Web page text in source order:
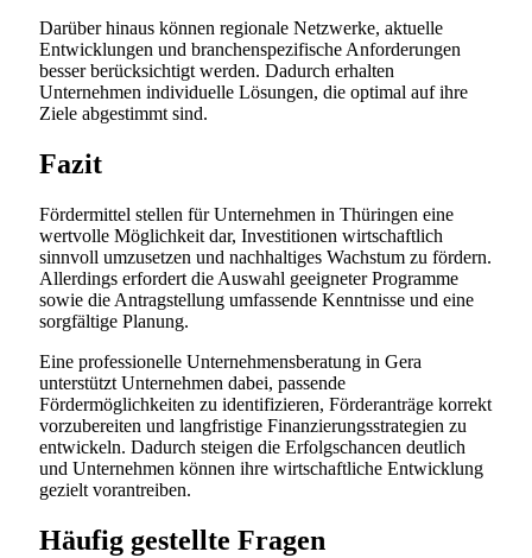
Darüber hinaus können regionale Netzwerke, aktuelle
Entwicklungen und branchenspezifische Anforderungen
besser berücksichtigt werden. Dadurch erhalten
Unternehmen individuelle Lösungen, die optimal auf ihre
Ziele abgestimmt sind.
Fazit
Fördermittel stellen für Unternehmen in Thüringen eine
wertvolle Möglichkeit dar, Investitionen wirtschaftlich
sinnvoll umzusetzen und nachhaltiges Wachstum zu fördern.
Allerdings erfordert die Auswahl geeigneter Programme
sowie die Antragstellung umfassende Kenntnisse und eine
sorgfältige Planung.
Eine professionelle Unternehmensberatung in Gera
unterstützt Unternehmen dabei, passende
Fördermöglichkeiten zu identifizieren, Förderanträge korrekt
vorzubereiten und langfristige Finanzierungsstrategien zu
entwickeln. Dadurch steigen die Erfolgschancen deutlich
und Unternehmen können ihre wirtschaftliche Entwicklung
gezielt vorantreiben.
Häufig gestellte Fragen